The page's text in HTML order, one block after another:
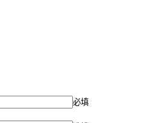
必填